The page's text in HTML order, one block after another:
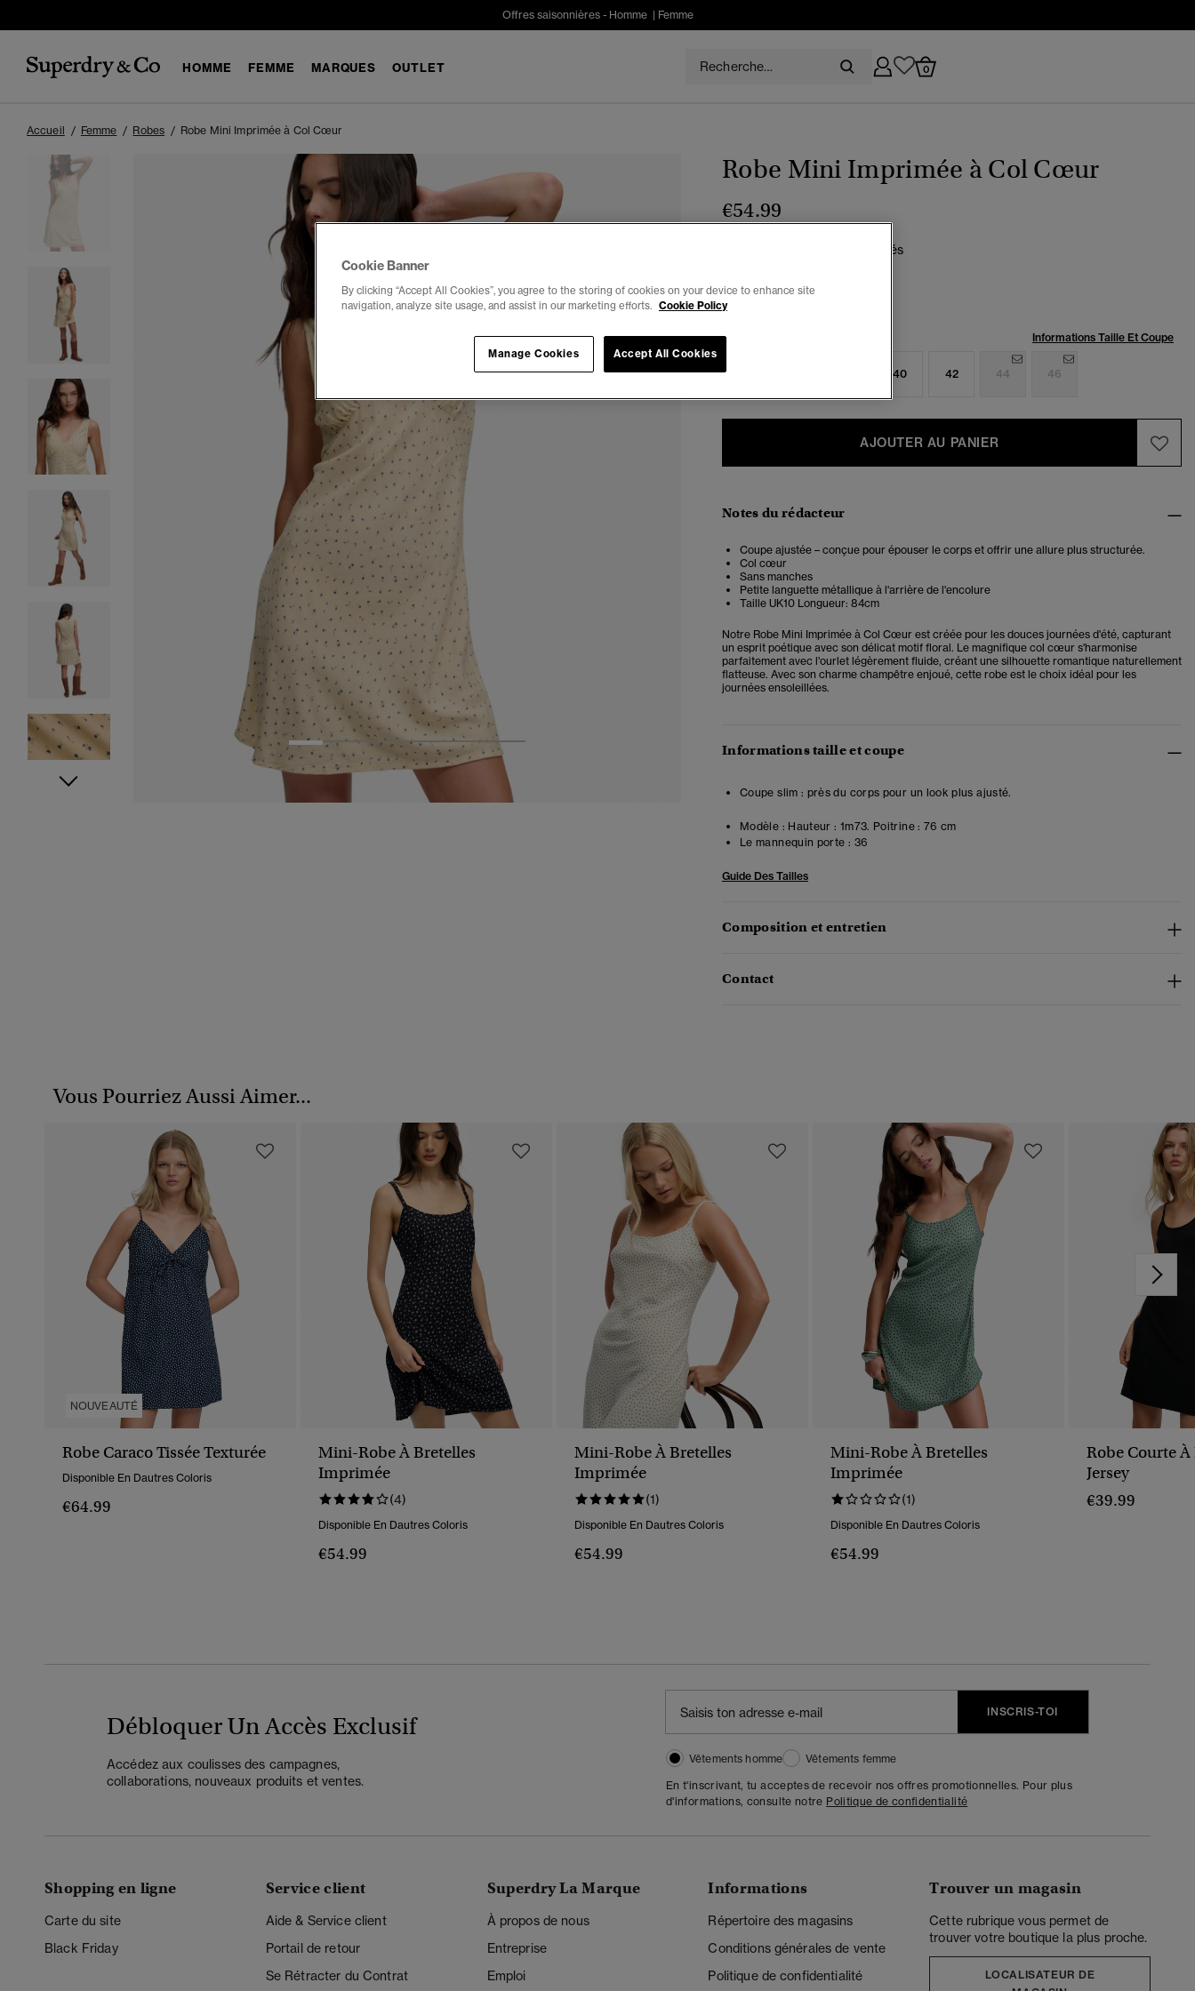
Offres saisonnières - Homme| Femme
HOMME FEMME MARQUES OUTLET 0
Accueil Femme Robes Robe Mini Imprimée à Col Cœur
2 4 5
Robe Mini Imprimée à Col Cœur
€54.99
Jaune roses des prés
Choisis Taille: Informations Taille Et Coupe
40 42 44 46
AJOUTER AU PANIER
Notes du rédacteur
Coupe ajustée – conçue pour épouser le corps et offrir une allure plus structurée.
Col cœur
Sans manches
Petite languette métallique à l'arrière de l'encolure
Taille UK10 Longueur: 84cm
Notre Robe Mini Imprimée à Col Cœur est créée pour les douces journées d'été, capturant
un esprit poétique avec son délicat motif floral. Le magnifique col cœur s'harmonise
parfaitement avec l'ourlet légèrement fluide, créant une silhouette romantique naturellement
flatteuse. Avec son charme champêtre enjoué, cette robe est le choix idéal pour les
journées ensoleillées.
Informations taille et coupe
Coupe slim : près du corps pour un look plus ajusté.
Modèle : Hauteur : 1m73. Poitrine : 76 cm
Le mannequin porte : 36
Guide Des Tailles
Composition et entretien
Contact
Vous Pourriez Aussi Aimer...
NOUVEAUTÉ
Robe Caraco Tissée Texturée
Disponible En Dautres Coloris
€64.99
Mini-Robe À Bretelles
Imprimée
(4)
Disponible En Dautres Coloris
€54.99
Mini-Robe À Bretelles
Imprimée
(1)
Disponible En Dautres Coloris
€54.99
Mini-Robe À Bretelles
Imprimée
(1)
Disponible En Dautres Coloris
€54.99
Robe Courte
Jersey
€39.99
Débloquer Un Accès Exclusif
Accédez aux coulisses des campagnes,
collaborations, nouveaux produits et ventes.
INSCRIS-TOI
Vêtements homme
Vêtements femme
En t'inscrivant, tu acceptes de recevoir nos offres promotionnelles. Pour plus
d'informations, consulte notre Politique de confidentialité
Shopping en ligne
Carte du site
Black Friday
Service client
Aide & Service client
Portail de retour
Se Rétracter du Contrat
Superdry La Marque
À propos de nous
Entreprise
Emploi
Informations
Répertoire des magasins
Conditions générales de vente
Politique de confidentialité
Trouver un magasin
Cette rubrique vous permet de
trouver votre boutique la plus proche.
LOCALISATEUR DE
Cookie Banner
By clicking “Accept All Cookies”, you agree to the storing of cookies on your device to enhance site
navigation, analyze site usage, and assist in our marketing efforts. Cookie Policy
Accept All Cookies
Manage Cookies